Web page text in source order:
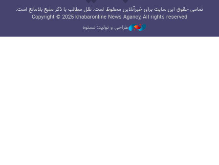
تمامی حقوق این سایت برای خبرآنلاین محفوظ است. نقل مطالب با ذکر منبع بلامانع است.
Copyright © 2025 khabaronline News Agancy, All rights reserved
طراحی و تولید: نستوه